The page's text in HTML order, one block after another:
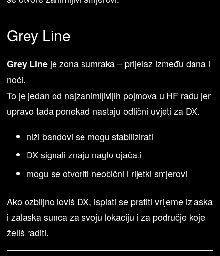
Grey Line
Grey Line je zona sumraka – prijelaz između dana i
noći.
To je jedan od najzanimljivijih pojmova u HF radu jer
upravo tada ponekad nastaju odlični uvjeti za DX.
niži bandovi se mogu stabilizirati
DX signali znaju naglo ojačati
mogu se otvoriti neobični i rijetki smjerovi
Ako ozbiljno loviš DX, isplati se pratiti vrijeme izlaska
i zalaska sunca za svoju lokaciju i za područje koje
želiš raditi.